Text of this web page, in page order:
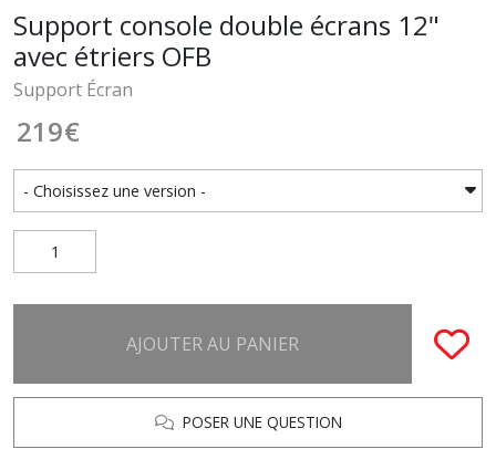
Support console double écrans 12"
avec étriers OFB
Support Écran
219€
AJOUTER AU PANIER
POSER UNE QUESTION